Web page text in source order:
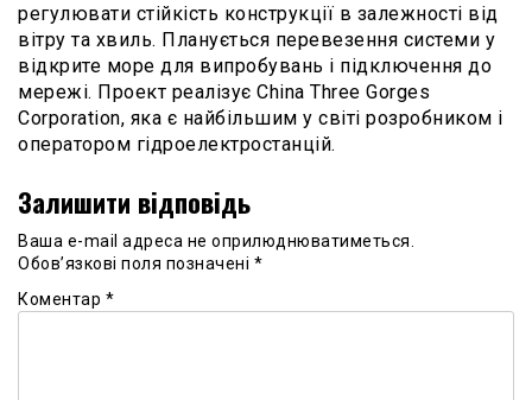
регулювати стійкість конструкції в залежності від
вітру та хвиль. Планується перевезення системи у
відкрите море для випробувань і підключення до
мережі. Проект реалізує China Three Gorges
Corporation, яка є найбільшим у світі розробником і
оператором гідроелектростанцій.
Залишити відповідь
Ваша e-mail адреса не оприлюднюватиметься.
Обов’язкові поля позначені *
Коментар *